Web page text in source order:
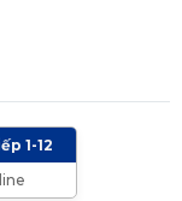
WRITING
1-12